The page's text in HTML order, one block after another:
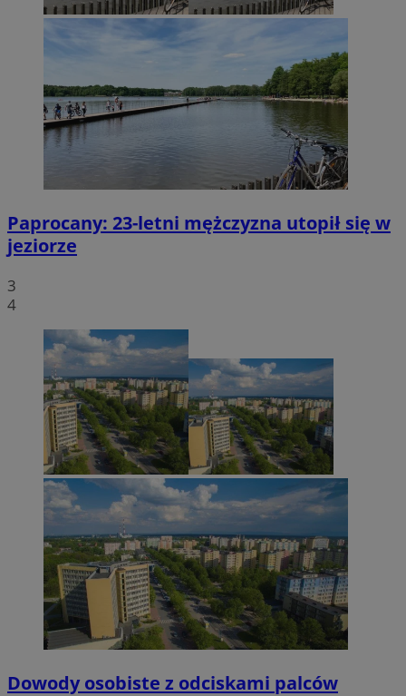
Paprocany: 23-letni mężczyzna utopił się w
jeziorze
3
4
Dowody osobiste z odciskami palców